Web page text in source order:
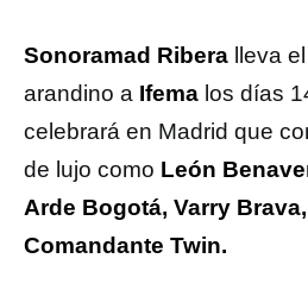
Sonoramad Ribera lleva
arandino a Ifema los días
celebrará en Madrid que
de lujo como León
Arde Bogotá, Varry
Comandante Twin.